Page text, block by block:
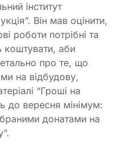
інститут
Він мав оцінити,
роботи потрібні та
коштувати, аби
про те, що
на відбудову,
“Гроші на
до вересня мінімум:
донатами на